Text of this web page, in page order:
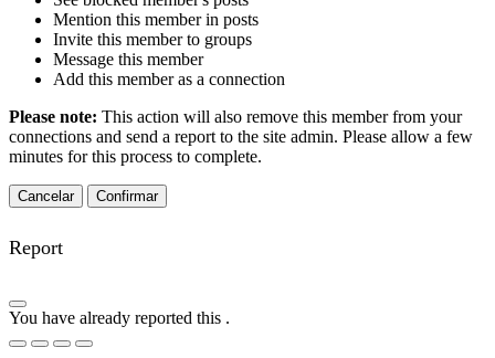
Mention this member in posts
Invite this member to groups
Message this member
Add this member as a connection
Please note: This action will also remove this member from your
connections and send a report to the site admin. Please allow a few
minutes for this process to complete.
Confirmar
Report
You have already reported this .